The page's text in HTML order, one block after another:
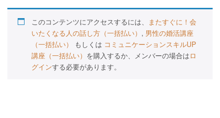
このコンテンツにアクセスするには、 またすぐに！会
いたくなる人の話し方（一括払い） , 男性の婚活講座
（一括払い）
もしくは コミュニケーションスキルUP
講座（一括払い） を購入するか、メンバーの場合はロ
グインする必要があります。